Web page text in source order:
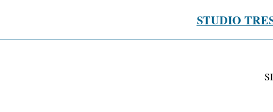
STUDIO